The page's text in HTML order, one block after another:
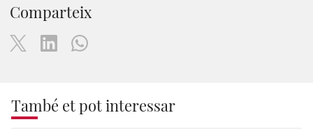
Comparteix
També et pot interessar